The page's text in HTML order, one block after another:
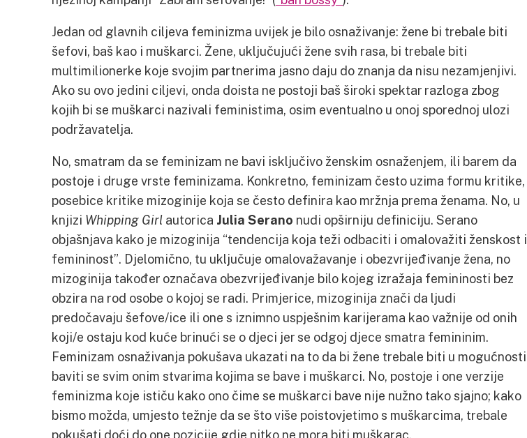
Jedan od glavnih ciljeva feminizma uvijek je bilo osnaživanje: žene bi trebale biti
šefovi, baš kao i muškarci. Žene, uključujući žene svih rasa, bi trebale biti
multimilionerke koje svojim partnerima jasno daju do znanja da nisu nezamjenjivi.
Ako su ovo jedini ciljevi, onda doista ne postoji baš široki spektar razloga zbog
kojih bi se muškarci nazivali feministima, osim eventualno u onoj sporednoj ulozi
podržavatelja.
No, smatram da se feminizam ne bavi isključivo ženskim osnaženjem, ili barem da
postoje i druge vrste feminizama. Konkretno, feminizam često uzima formu kritike,
posebice kritike mizoginije koja se često definira kao mržnja prema ženama. No, u
knjizi Whipping Girl autorica Julia Serano nudi opširniju definiciju. Serano
objašnjava kako je mizoginija “tendencija koja teži odbaciti i omalovažiti ženskost i
femininost”. Djelomično, tu uključuje omalovažavanje i obezvrijeđivanje žena, no
mizoginija također označava obezvrijeđivanje bilo kojeg izražaja femininosti bez
obzira na rod osobe o kojoj se radi. Primjerice, mizoginija znači da ljudi
predočavaju šefove/ice ili one s iznimno uspješnim karijerama kao važnije od onih
koji/e ostaju kod kuće brinući se o djeci jer se odgoj djece smatra femininim.
Feminizam osnaživanja pokušava ukazati na to da bi žene trebale biti u mogućnosti
baviti se svim onim stvarima kojima se bave i muškarci. No, postoje i one verzije
feminizma koje ističu kako ono čime se muškarci bave nije nužno tako sjajno; kako
bismo možda, umjesto težnje da se što više poistovjetimo s muškarcima, trebale
pokušati doći do one pozicije gdje nitko ne mora biti muškarac.